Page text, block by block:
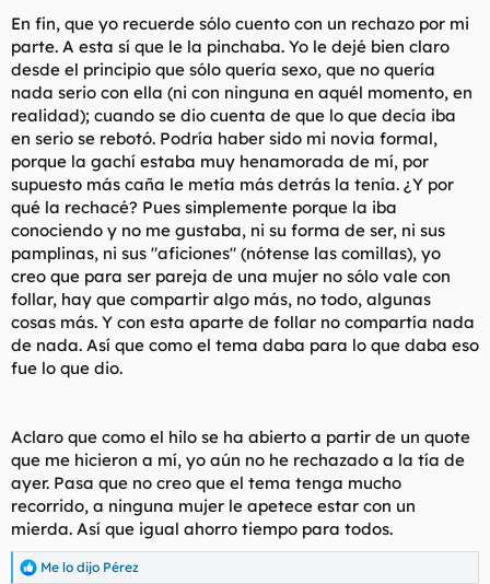
En fin, que yo recuerde sólo cuento con un rechazo por mi
parte. A esta sí que le la pinchaba. Yo le dejé bien claro
desde el principio que sólo quería sexo, que no quería
nada serio con ella (ni con ninguna en aquél momento, en
realidad); cuando se dio cuenta de que lo que decía iba
en serio se rebotó. Podría haber sido mi novia formal,
porque la gachí estaba muy henamorada de mí, por
supuesto más caña le metía más detrás la tenía. ¿Y por
qué la rechacé? Pues simplemente porque la iba
conociendo y no me gustaba, ni su forma de ser, ni sus
pamplinas, ni sus "aficiones" (nótense las comillas), yo
creo que para ser pareja de una mujer no sólo vale con
follar, hay que compartir algo más, no todo, algunas
cosas más. Y con esta aparte de follar no compartía nada
de nada. Así que como el tema daba para lo que daba eso
fue lo que dio.
Aclaro que como el hilo se ha abierto a partir de un quote
que me hicieron a mí, yo aún no he rechazado a la tía de
ayer. Pasa que no creo que el tema tenga mucho
recorrido, a ninguna mujer le apetece estar con un
mierda. Así que igual ahorro tiempo para todos.
R
Me lo dijo Pérez